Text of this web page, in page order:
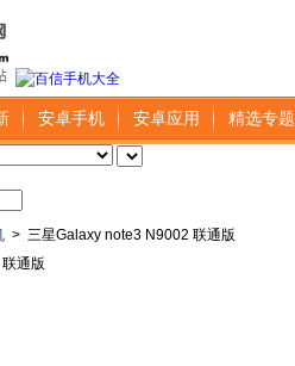
安卓手机 安卓应用 精选专题
> 三星Galaxy note3 N9002 联通版
通版